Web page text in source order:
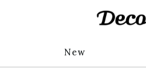
New